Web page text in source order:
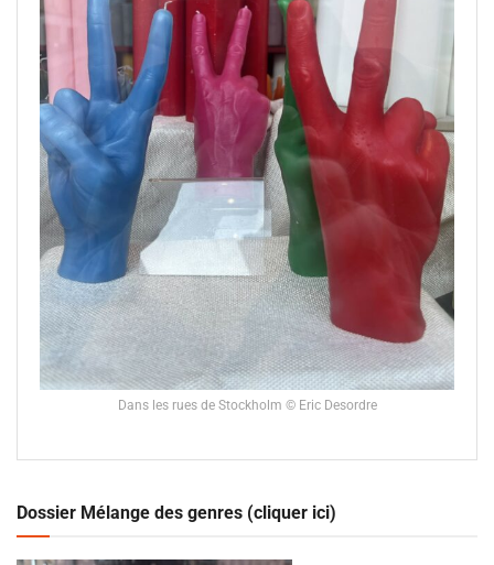
Dans les rues de Stockholm © Eric Desordre
Dossier Mélange des genres (cliquer ici)